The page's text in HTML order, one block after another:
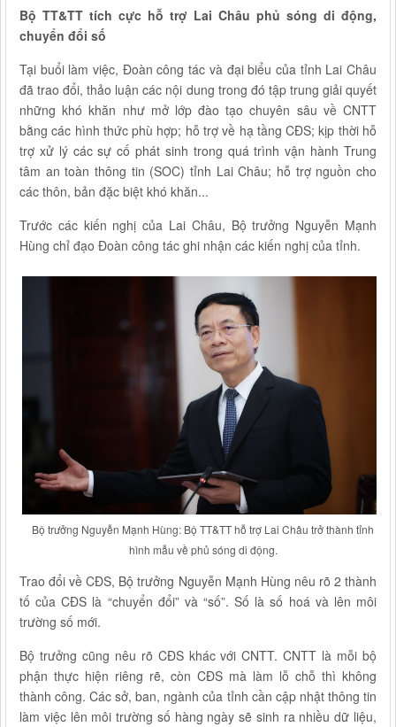
Bộ TT&TT tích cực hỗ trợ Lai Châu phủ sóng di động,
chuyển đổi số
Tại buổi làm việc, Đoàn công tác và đại biểu của tỉnh Lai Châu
đã trao đổi, thảo luận các nội dung trong đó tập trung giải quyết
những khó khăn như mở lớp đào tạo chuyên sâu về CNTT
bằng các hình thức phù hợp; hỗ trợ về hạ tầng CĐS; kịp thời hỗ
trợ xử lý các sự cố phát sinh trong quá trình vận hành Trung
tâm an toàn thông tin (SOC) tỉnh Lai Châu; hỗ trợ nguồn cho
các thôn, bản đặc biệt khó khăn...
Trước các kiến nghị của Lai Châu, Bộ trưởng Nguyễn Mạnh
Hùng chỉ đạo Đoàn công tác ghi nhận các kiến nghị của tỉnh.
Bộ trưởng Nguyễn Mạnh Hùng: Bộ TT&TT hỗ trợ Lai Châu trở thành tỉnh
hình mẫu về phủ sóng di động.
Trao đổi về CĐS, Bộ trưởng Nguyễn Mạnh Hùng nêu rõ 2 thành
tố của CĐS là “chuyển đổi” và “số”. Số là số hoá và lên môi
trường số mới.
Bộ trưởng cũng nêu rõ CĐS khác với CNTT. CNTT là mỗi bộ
phận thực hiện riêng rẽ, còn CĐS mà làm lỗ chỗ thì không
thành công. Các sở, ban, ngành của tỉnh cần cập nhật thông tin
làm việc lên môi trường số hàng ngày sẽ sinh ra nhiều dữ liệu,